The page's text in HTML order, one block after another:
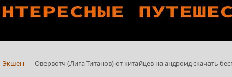
Экшен Овервотч (Лига Титанов) от китайцев на андроид скачать